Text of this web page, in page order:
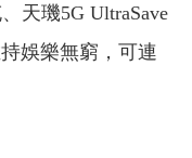
天璣5G UltraSave
娛樂無窮，可連